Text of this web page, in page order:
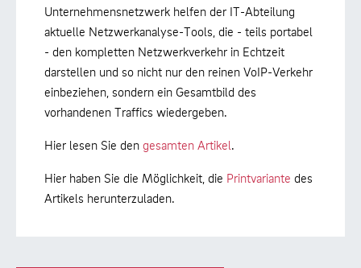
Unternehmensnetzwerk helfen der IT-Abteilung
aktuelle Netzwerkanalyse-Tools, die - teils portabel
- den kompletten Netzwerkverkehr in Echtzeit
darstellen und so nicht nur den reinen VoIP-Verkehr
einbeziehen, sondern ein Gesamtbild des
vorhandenen Traffics wiedergeben.
Hier lesen Sie den gesamten Artikel.
Hier haben Sie die Möglichkeit, die Printvariante des
Artikels herunterzuladen.